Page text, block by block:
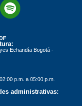
Echandía Bogotá -
p.m. a 05:00 p.m.
administrativas: